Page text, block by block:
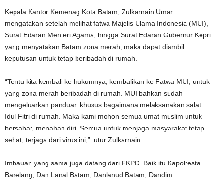
Kepala Kantor Kemenag Kota Batam, Zulkarnain Umar
mengatakan setelah melihat fatwa Majelis Ulama Indonesia (MUI),
Surat Edaran Menteri Agama, hingga Surat Edaran Gubernur Kepri
yang menyatakan Batam zona merah, maka dapat diambil
keputusan untuk tetap beribadah di rumah.
“Tentu kita kembali ke hukumnya, kembalikan ke Fatwa MUI, untuk
yang zona merah beribadah di rumah. MUI bahkan sudah
mengeluarkan panduan khusus bagaimana melaksanakan salat
Idul Fitri di rumah. Maka kami mohon semua umat muslim untuk
bersabar, menahan diri. Semua untuk menjaga masyarakat tetap
sehat, terjaga dari virus ini,” tutur Zulkarnain.
Imbauan yang sama juga datang dari FKPD. Baik itu Kapolresta
Barelang, Dan Lanal Batam, Danlanud Batam, Dandim